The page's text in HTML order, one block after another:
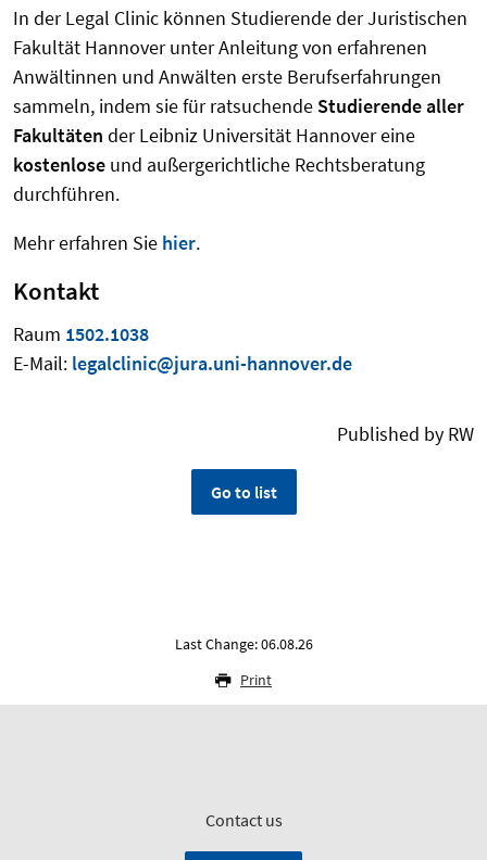
In der Legal Clinic können Studierende der Juristischen
Fakultät Hannover unter Anleitung von erfahrenen
Anwältinnen und Anwälten erste Berufserfahrungen
sammeln, indem sie für ratsuchende Studierende aller
Fakultäten der Leibniz Universität Hannover eine
kostenlose und außergerichtliche Rechtsberatung
durchführen.
Mehr erfahren Sie hier.
Kontakt
Raum 1502.1038
E-Mail: legalclinic@jura.uni-hannover.de
Published by RW
Go to list
Last Change: 06.08.26
Print
Contact us